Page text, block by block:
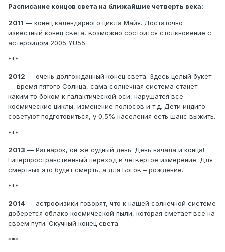
Расписание концов света на ближайшие четверть века:
2011 — конец календарного цикла Майя. Достаточно
известный конец света, возможно состоится столкновение с
астероидом 2005 YU55.
***
2012 — очень долгожданный конец света. Здесь целый букет
— время пятого Солнца, сама солнечная система станет
каким то боком к галактической оси, нарушатся все
космические циклы, изменение полюсов и т.д. Дети индиго
советуют подготовиться, у 0,5% населения есть шанс выжить.
***
2013 — Рагнарок, он же судный день. День начала и конца!
Гиперпространственный переход в четвертое измерение. Для
смертных это будет смерть, а для Богов – рождение.
***
2014 — астрофизики говорят, что к нашей солнечной системе
доберется облако космической пыли, которая сметает все на
своем пути. Скучный конец света.
***